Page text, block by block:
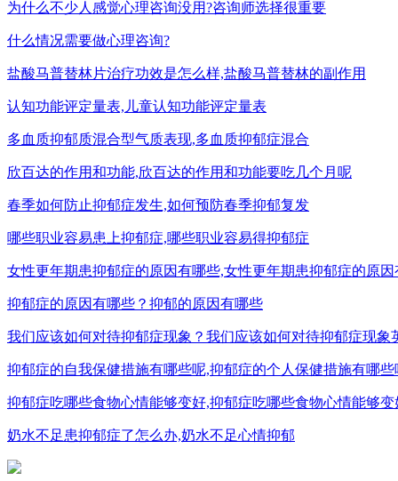
为什么不少人感觉心理咨询没用?咨询师选择很重要
什么情况需要做心理咨询?
盐酸马普替林片治疗功效是怎么样,盐酸马普替林的副作用
认知功能评定量表,儿童认知功能评定量表
多血质抑郁质混合型气质表现,多血质抑郁症混合
欣百达的作用和功能,欣百达的作用和功能要吃几个月呢
春季如何防止抑郁症发生,如何预防春季抑郁复发
哪些职业容易患上抑郁症,哪些职业容易得抑郁症
女性更年期患抑郁症的原因有哪些,女性更年期患抑郁症的原
抑郁症的原因有哪些？抑郁的原因有哪些
我们应该如何对待抑郁症现象？我们应该如何对待抑郁症现象
抑郁症的自我保健措施有哪些呢,抑郁症的个人保健措施有哪些
抑郁症吃哪些食物心情能够变好,抑郁症吃哪些食物心情能够变
奶水不足患抑郁症了怎么办,奶水不足心情抑郁